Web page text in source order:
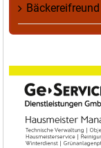
Bäckereifreund